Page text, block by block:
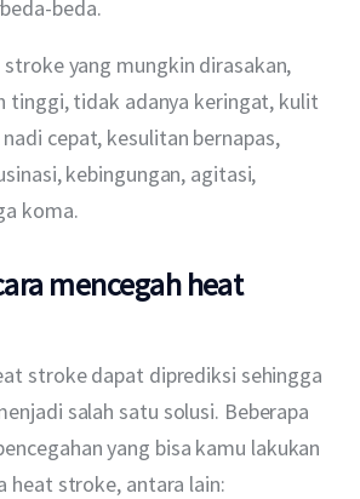
beda.
yang mungkin dirasakan,
tinggi, tidak adanya keringat, kulit
cepat, kesulitan bernapas,
kebingungan, agitasi,
koma.
mencegah heat
stroke dapat diprediksi sehingga
salah satu solusi. Beberapa
yang bisa kamu lakukan
heat stroke, antara lain: